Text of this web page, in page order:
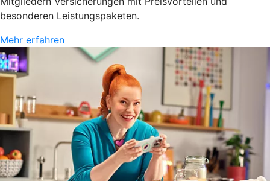
besonderen Leistungspaketen.
Mehr erfahren